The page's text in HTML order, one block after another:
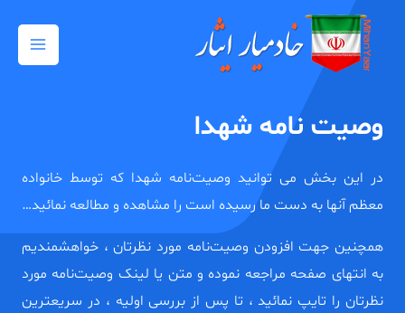
وصیت نامه شهدا
در این بخش می توانید وصیت‌نامه شهدا که توسط خانواده
معظم آنها به دست ما رسیده است را مشاهده و مطالعه نمائید…
همچنین جهت افزودن وصیت‌نامه مورد نظرتان ، خواهشمندیم
به انتهای صفحه مراجعه نموده و متن یا لینک وصیت‌نامه مورد
نظرتان را تایپ نمائید ، تا پس از بررسی اولیه ، در سریعترین